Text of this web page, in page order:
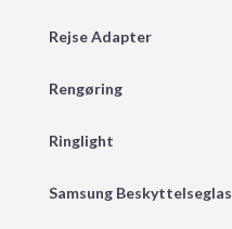
Rejse Adapter
Rengøring
Ringlight
Samsung Beskyttelseglas